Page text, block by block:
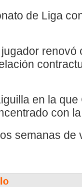
de Liga
en la
con
semanas